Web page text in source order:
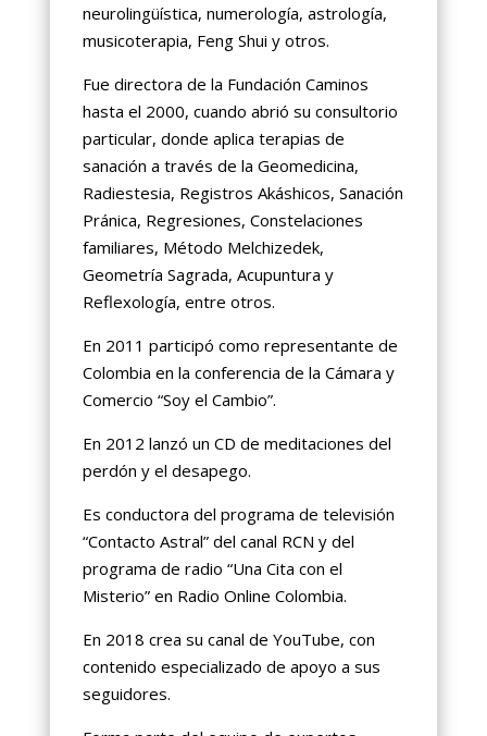
neurolingüística, numerología, astrología,
musicoterapia, Feng Shui y otros.
Fue directora de la Fundación Caminos
hasta el 2000, cuando abrió su consultorio
particular, donde aplica terapias de
sanación a través de la Geomedicina,
Radiestesia, Registros Akáshicos, Sanación
Pránica, Regresiones, Constelaciones
familiares, Método Melchizedek,
Geometría Sagrada, Acupuntura y
Reflexología, entre otros.
En 2011 participó como representante de
Colombia en la conferencia de la Cámara y
Comercio “Soy el Cambio”.
En 2012 lanzó un CD de meditaciones del
perdón y el desapego.
Es conductora del programa de televisión
“Contacto Astral” del canal RCN y del
programa de radio “Una Cita con el
Misterio” en Radio Online Colombia.
En 2018 crea su canal de YouTube, con
contenido especializado de apoyo a sus
seguidores.